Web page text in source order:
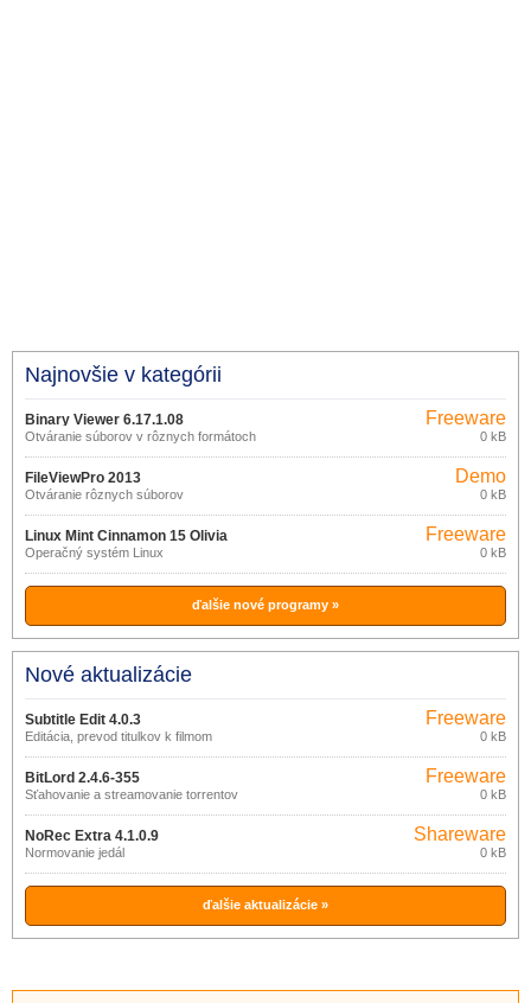
Najnovšie v kategórii
Binary Viewer 6.17.1.08
Otváranie súborov v rôznych formátoch
Freeware
0 kB
FileViewPro 2013
Otváranie rôznych súborov
Demo
0 kB
Linux Mint Cinnamon 15 Olivia
Operačný systém Linux
Freeware
0 kB
ďalšie nové programy »
Nové aktualizácie
Subtitle Edit 4.0.3
Editácia, prevod titulkov k filmom
Freeware
0 kB
BitLord 2.4.6-355
Sťahovanie a streamovanie torrentov
Freeware
0 kB
NoRec Extra 4.1.0.9
Normovanie jedál
Shareware
0 kB
ďalšie aktualizácie »